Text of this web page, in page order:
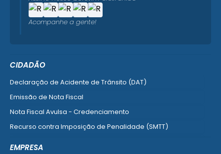
CIDADÃO
Declaração de Acidente de Trânsito (DAT)
Emissão de Nota Fiscal
Nota Fiscal Avulsa - Credenciamento
Recurso contra Imposição de Penalidade (SMTT)
EMPRESA
Acompanhe a gente!